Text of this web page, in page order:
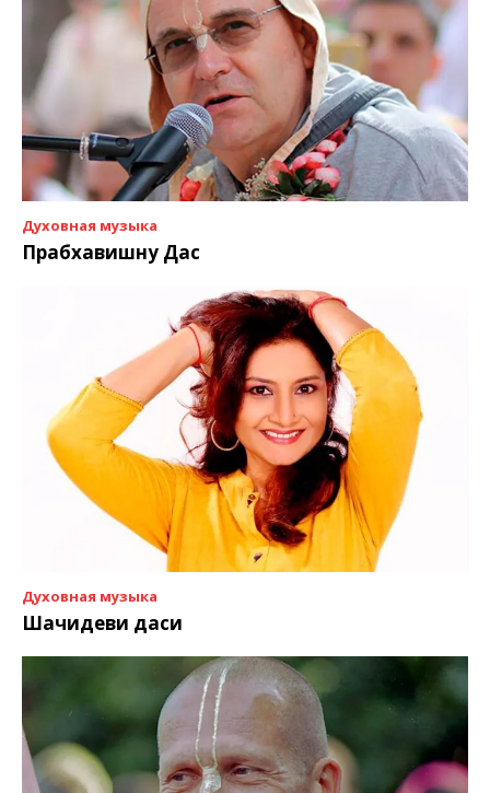
Духовная музыка
Прабхавишну Дас
Духовная музыка
Шачидеви даси